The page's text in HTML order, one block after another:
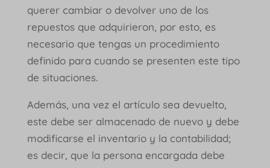
querer cambiar o devolver uno de los
repuestos que adquirieron, por esto, es
necesario que tengas un procedimiento
definido para cuando se presenten este tipo
de situaciones.
Además, una vez el artículo sea devuelto,
este debe ser almacenado de nuevo y debe
modificarse el inventario y la contabilidad;
es decir, que la persona encargada debe